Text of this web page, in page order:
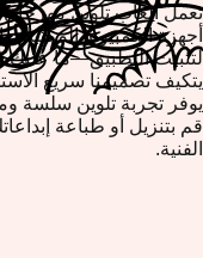
أجهزة الكمبيوتر المكتبية
لتثبيت التطبيق—ما
يتكيف تصميمنا سريع
يوفر تجربة تلوين سلسة
قم بتنزيل أو طباعة
الفنية.